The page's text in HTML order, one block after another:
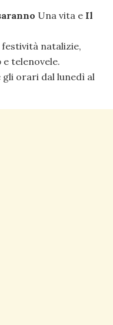
Una vita e Il
natalizie,
telenovele.
gli orari dal lunedì al